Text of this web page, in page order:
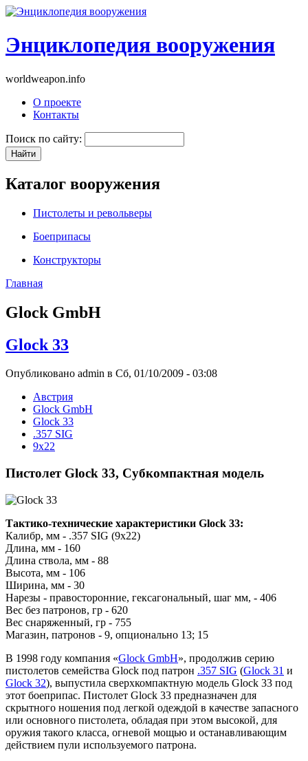
Энциклопедия вооружения
worldweapon.info
О проекте
Контакты
Поиск по сайту:
Каталог вооружения
Пистолеты и револьверы
Боеприпасы
Конструкторы
Главная
Glock GmbH
Glock 33
Опубликовано admin в Сб, 01/10/2009 - 03:08
Австрия
Glock GmbH
Glock 33
.357 SIG
9x22
Пистолет Glock 33, Субкомпактная модель
Тактико-технические характеристики Glock 33:
Калибр, мм - .357 SIG (9x22)
Длина, мм - 160
Длина ствола, мм - 88
Высота, мм - 106
Ширина, мм - 30
Нарезы - правосторонние, гексагональный, шаг мм, - 406
Вес без патронов, гр - 620
Вес снаряженный, гр - 755
Магазин, патронов - 9, опционально 13; 15
В 1998 году компания «Glock GmbH», продолжив серию
пистолетов семейства Glock под патрон .357 SIG (Glock 31 и
Glock 32), выпустила сверхкомпактную модель Glock 33 под
этот боеприпас. Пистолет Glock 33 предназначен для
скрытного ношения под легкой одеждой в качестве запасного
или основного пистолета, обладая при этом высокой, для
оружия такого класса, огневой мощью и останавливающим
действием пули используемого патрона.